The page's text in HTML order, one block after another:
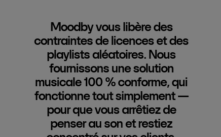
Moodby vous libère des
contraintes de licences et des
playlists aléatoires. Nous
fournissons une solution
musicale 100 % conforme, qui
fonctionne tout simplement —
pour que vous arrêtiez de
penser au son et restiez